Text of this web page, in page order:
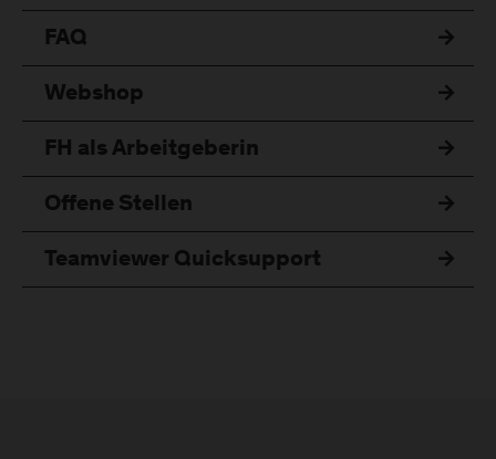
FAQ
Webshop
FH als Arbeitgeberin
Offene Stellen
Teamviewer Quicksupport